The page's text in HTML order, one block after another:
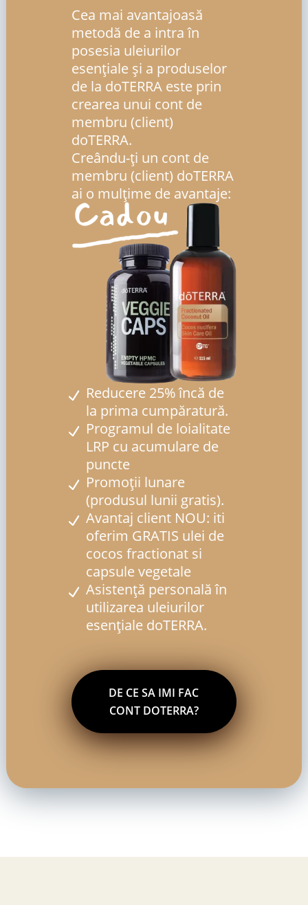
Cea mai avantajoasă
metodă de a intra în
posesia uleiurilor
esenţiale şi a produselor
de la doTERRA este prin
crearea unui cont de
membru (client)
doTERRA.
Creându-ți un cont de
membru (client) doTERRA
ai o mulțime de avantaje:
Reducere 25% încă de
la prima cumpăratură.
Programul de loialitate
LRP cu acumulare de
puncte
Promoții lunare
(produsul lunii gratis).
Avantaj client NOU: iti
oferim GRATIS ulei de
cocos fractionat si
capsule vegetale
Asistență personală în
utilizarea uleiurilor
esențiale doTERRA.
DE CE SA IMI FAC
CONT DOTERRA?